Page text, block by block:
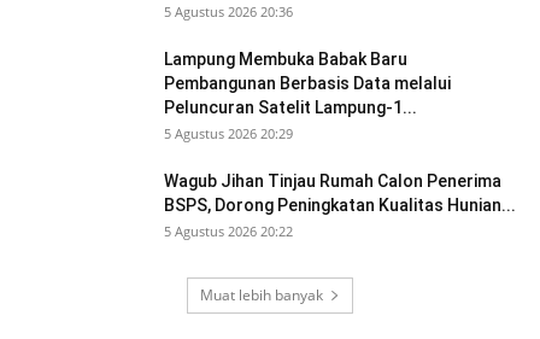
5 Agustus 2026 20:36
Lampung Membuka Babak Baru
Pembangunan Berbasis Data melalui
Peluncuran Satelit Lampung-1...
5 Agustus 2026 20:29
Wagub Jihan Tinjau Rumah Calon Penerima
BSPS, Dorong Peningkatan Kualitas Hunian...
5 Agustus 2026 20:22
Muat lebih banyak